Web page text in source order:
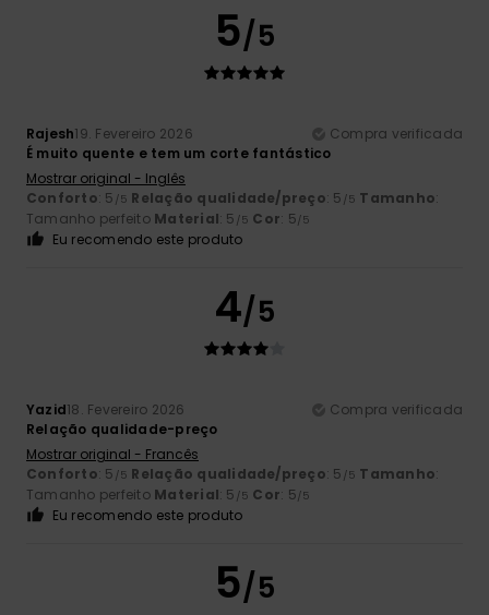
5/5
Rajesh19. Fevereiro 2026
Compra verificada
É muito quente e tem um corte fantástico
Mostrar original - Inglês
Conforto: 5 /5 Relação qualidade/preço: 5 /5 Tamanho:
Tamanho perfeito Material: 5 /5 Cor: 5/5
Eu recomendo este produto
4/5
Yazid18. Fevereiro 2026
Compra verificada
Relação qualidade-preço
Mostrar original - Francês
Conforto: 5 /5 Relação qualidade/preço: 5 /5 Tamanho:
Tamanho perfeito Material: 5 /5 Cor: 5/5
Eu recomendo este produto
5/5